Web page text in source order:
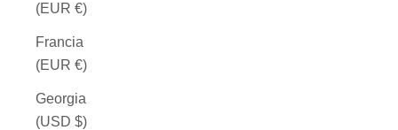
(EUR €)
Francia
(EUR €)
Georgia
(USD $)